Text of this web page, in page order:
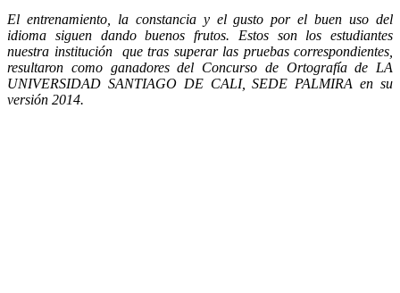
El entrenamiento, la constancia y el gusto por el buen uso del
idioma siguen dando buenos frutos. Estos son los estudiantes
nuestra institución que tras superar las pruebas correspondientes,
resultaron como ganadores del Concurso de Ortografía de LA
UNIVERSIDAD SANTIAGO DE CALI, SEDE PALMIRA en su
versión 2014.